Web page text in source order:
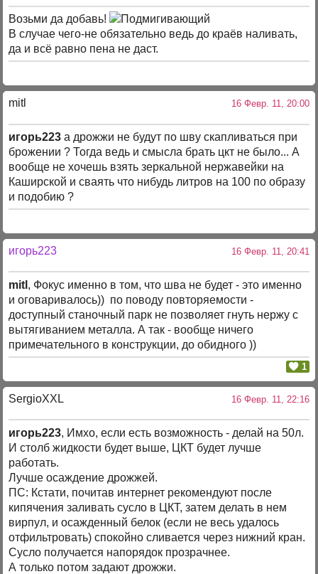
Возьми да добавь!
В случае чего-не обязательно ведь до краёв наливать,
да и всё равно пена не даст.
mitl 16 Февр. 11, 20:00
игорь223 а дрожжи не будут по шву скапливаться при
брожении ? Тогда ведь и смысла брать цкт не было... А
вообще не хочешь взять зеркальной нержавейки на
Каширской и сваять что нибудь литров на 100 по образу
и подобию ?
игорь223 16 Февр. 11, 20:41
mitl , Фокус именно в том, что шва не будет - это именно
и оговаривалось)) по поводу повторяемости -
доступный станочный парк не позволяет гнуть нержу с
вытягиванием металла. А так - вообще ничего
примечательного в конструкции, до обидного ))
1
SergioXXL 16 Февр. 11, 22:16
игорь223, Имхо, если есть возможность - делай на 50л.
И столб жидкости будет выше, ЦКТ будет лучше
работать.
Лучше осаждение дрожжей.
ПС: Кстати, почитав интернет рекомендуют после
кипячения заливать сусло в ЦКТ, затем делать в нем
вирпул, и осажденный белок (если не весь удалось
отфильтровать) спокойно сливается через нижний кран.
Сусло получается напорядок прозрачнее.
А только потом задают дрожжи.